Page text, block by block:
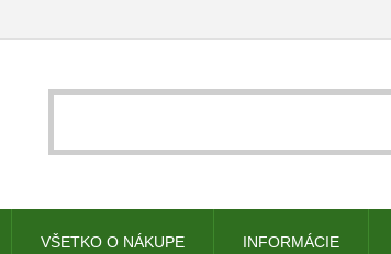
VŠETKO O NÁKUPE INFORMÁCIE